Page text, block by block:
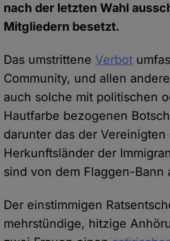
nach der letzten Wahl
Mitgliedern besetzt.
Das umstrittene Verbot
Community, und allen
auch solche mit politischen
Hautfarbe bezogenen
darunter das der
Herkunftsländer der
sind von dem Flaggen-Bann
Der einstimmigen
mehrstündige, hitzige